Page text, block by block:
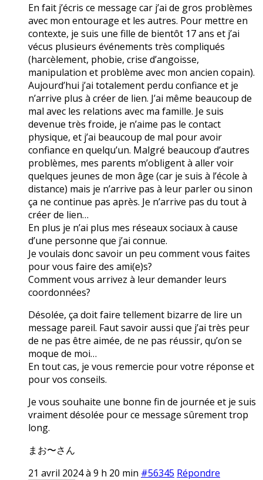
En fait j’écris ce message car j’ai de gros problèmes
avec mon entourage et les autres. Pour mettre en
contexte, je suis une fille de bientôt 17 ans et j’ai
vécus plusieurs événements très compliqués
(harcèlement, phobie, crise d’angoisse,
manipulation et problème avec mon ancien copain).
Aujourd’hui j’ai totalement perdu confiance et je
n’arrive plus à créer de lien. J’ai même beaucoup de
mal avec les relations avec ma famille. Je suis
devenue très froide, je n’aime pas le contact
physique, et j’ai beaucoup de mal pour avoir
confiance en quelqu’un. Malgré beaucoup d’autres
problèmes, mes parents m’obligent à aller voir
quelques jeunes de mon âge (car je suis à l’école à
distance) mais je n’arrive pas à leur parler ou sinon
ça ne continue pas après. Je n’arrive pas du tout à
créer de lien…
En plus je n’ai plus mes réseaux sociaux à cause
d’une personne que j’ai connue.
Je voulais donc savoir un peu comment vous faites
pour vous faire des ami(e)s?
Comment vous arrivez à leur demander leurs
coordonnées?
Désolée, ça doit faire tellement bizarre de lire un
message pareil. Faut savoir aussi que j’ai très peur
de ne pas être aimée, de ne pas réussir, qu’on se
moque de moi…
En tout cas, je vous remercie pour votre réponse et
pour vos conseils.
Je vous souhaite une bonne fin de journée et je suis
vraiment désolée pour ce message sûrement trop
long.
まお〜さん
21 avril 2024 à 9 h 20 min #56345 Répondre